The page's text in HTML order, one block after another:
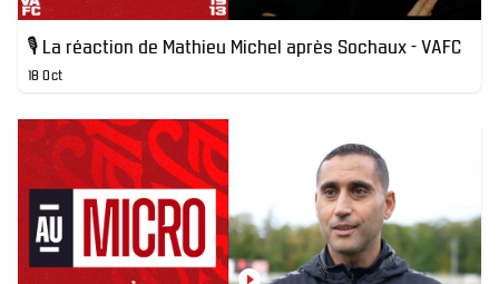
🎙 La réaction de Mathieu Michel après Sochaux - VAFC
18 Oct